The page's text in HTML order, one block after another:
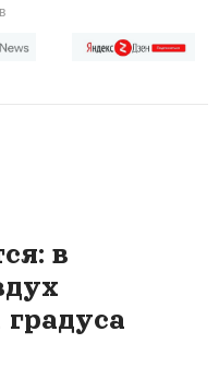
в
градуса